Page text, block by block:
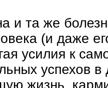
и та же
(и даже
усилия к
успехов
жизнь,